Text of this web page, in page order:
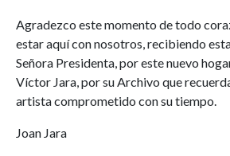
Agradezco este momento de todo
estar aquí con nosotros, recibiendo
Señora Presidenta, por este nuevo
Víctor Jara, por su Archivo que
artista comprometido con su tiempo.
Joan Jara